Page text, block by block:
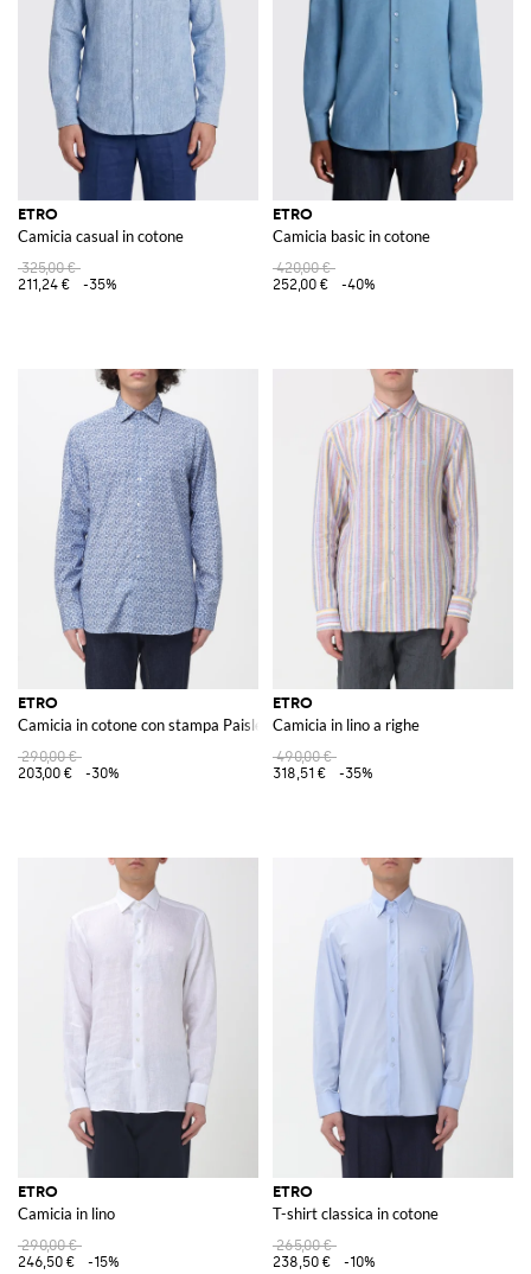
ETRO
Camicia casual in cotone
325,00 €
211,24 €
-35%
ETRO
Camicia basic in cotone
420,00 €
252,00 €
-40%
ETRO
Camicia in cotone con stampa Paisley
290,00 €
203,00 €
-30%
ETRO
Camicia in lino a righe
490,00 €
318,51 €
-35%
ETRO
Camicia in lino
290,00 €
246,50 €
-15%
ETRO
T-shirt classica in cotone
265,00 €
238,50 €
-10%